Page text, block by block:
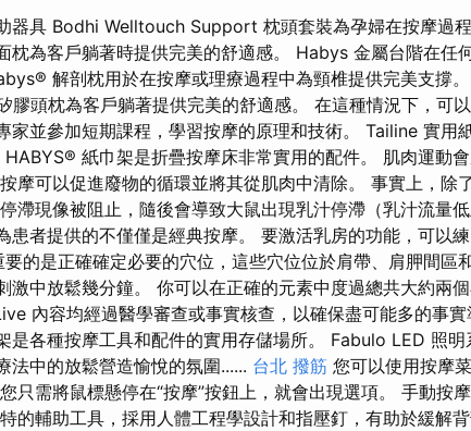
器具 Bodhi Welltouch Support 枕頭套裝為孕婦在按摩過程
枕為客戶躺著時提供完美的舒適感。 Habys 金屬台階在任
解剖枕用於在按摩或理療過程中為頸椎提供完美支撐
膠頭枕為客戶躺著提供完美的舒適感。 在這種情況下，可
家並參加短期課程，學習按摩的原理和技術。 Tailine 實用
HABYS® 紙巾架是折疊按摩床非常實用的配件。 肌肉運動
摩可以促進廢物的循環並將其從肌肉中清除。 事實上，除
滯現像被阻止，隨後會導致大鼠出現乳汁停滯（乳汁流量低
患者提供的不僅僅是經典按摩。 要激活乳房的功能，可以練
要的是正確確定必要的穴位，這些穴位位於肩帶、肩胛間區
激中放鬆幾分鐘。 你可以在正確的元素中度過總共大約兩
內容均經過醫學審查或事實核查，以確保盡可能多的事
是各種按摩工具和配件的實用存儲場所。 Fabulo LED 照
法中的放鬆營造愉悅的氛圍...... 台北 撥筋 您可以使用按摩
只需將鼠標懸停在“按摩”按鈕上，就會出現選項。 手動按
的輔助工具，採用人體工程學設計和指壓釘，有助於緩解